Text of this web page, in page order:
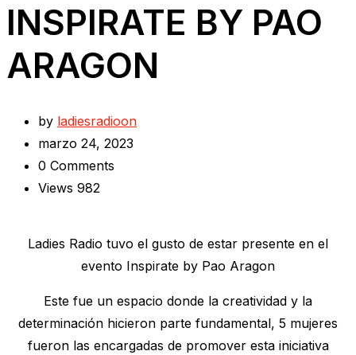
INSPIRATE BY PAO
ARAGON
by ladiesradioon
marzo 24, 2023
0 Comments
Views 982
Ladies Radio tuvo el gusto de estar presente en el
evento Inspirate by Pao Aragon
Este fue un espacio donde la creatividad y la
determinación hicieron parte fundamental, 5 mujeres
fueron las encargadas de promover esta iniciativa